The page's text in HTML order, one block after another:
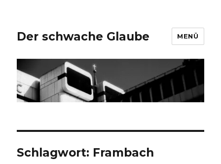
Der schwache Glaube MENÜ
Schlagwort: Frambach